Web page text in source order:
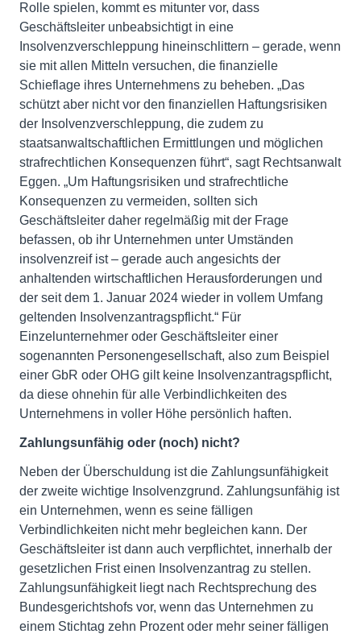
Rolle spielen, kommt es mitunter vor, dass
Geschäftsleiter unbeabsichtigt in eine
Insolvenzverschleppung hineinschlittern – gerade, wenn
sie mit allen Mitteln versuchen, die finanzielle
Schieflage ihres Unternehmens zu beheben. „Das
schützt aber nicht vor den finanziellen Haftungsrisiken
der Insolvenzverschleppung, die zudem zu
staatsanwaltschaftlichen Ermittlungen und möglichen
strafrechtlichen Konsequenzen führt“, sagt Rechtsanwalt
Eggen. „Um Haftungsrisiken und strafrechtliche
Konsequenzen zu vermeiden, sollten sich
Geschäftsleiter daher regelmäßig mit der Frage
befassen, ob ihr Unternehmen unter Umständen
insolvenzreif ist – gerade auch angesichts der
anhaltenden wirtschaftlichen Herausforderungen und
der seit dem 1. Januar 2024 wieder in vollem Umfang
geltenden Insolvenzantragspflicht.“ Für
Einzelunternehmer oder Geschäftsleiter einer
sogenannten Personengesellschaft, also zum Beispiel
einer GbR oder OHG gilt keine Insolvenzantragspflicht,
da diese ohnehin für alle Verbindlichkeiten des
Unternehmens in voller Höhe persönlich haften.
Zahlungsunfähig oder (noch) nicht?
Neben der Überschuldung ist die Zahlungsunfähigkeit
der zweite wichtige Insolvenzgrund. Zahlungsunfähig ist
ein Unternehmen, wenn es seine fälligen
Verbindlichkeiten nicht mehr begleichen kann. Der
Geschäftsleiter ist dann auch verpflichtet, innerhalb der
gesetzlichen Frist einen Insolvenzantrag zu stellen.
Zahlungsunfähigkeit liegt nach Rechtsprechung des
Bundesgerichtshofs vor, wenn das Unternehmen zu
einem Stichtag zehn Prozent oder mehr seiner fälligen